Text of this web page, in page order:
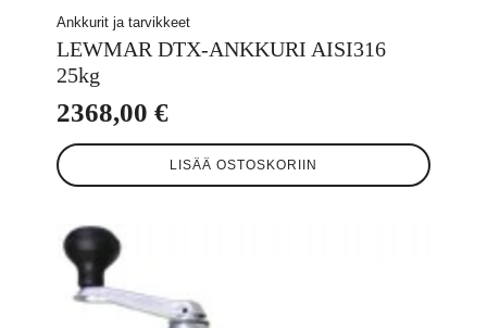
Ankkurit ja tarvikkeet
LEWMAR DTX-ANKKURI AISI316
25kg
2368,00 €
LISÄÄ OSTOSKORIIN